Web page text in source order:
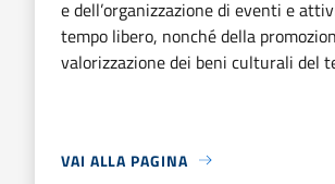
e dell’organizzazione di eventi e
tempo libero, nonché della
valorizzazione dei beni culturali del
VAI ALLA PAGINA